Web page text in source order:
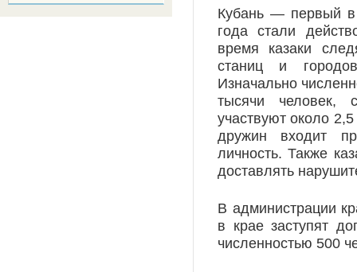
Кубань — первый в
года стали
время казаки
станиц и
Изначально
тысячи человек,
участвуют около
дружин входит
личность. Также
доставлять
В администрации
в крае заступят
численностью 500